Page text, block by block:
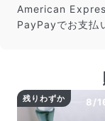
American
PayPayでお支払
8/
残りわずか